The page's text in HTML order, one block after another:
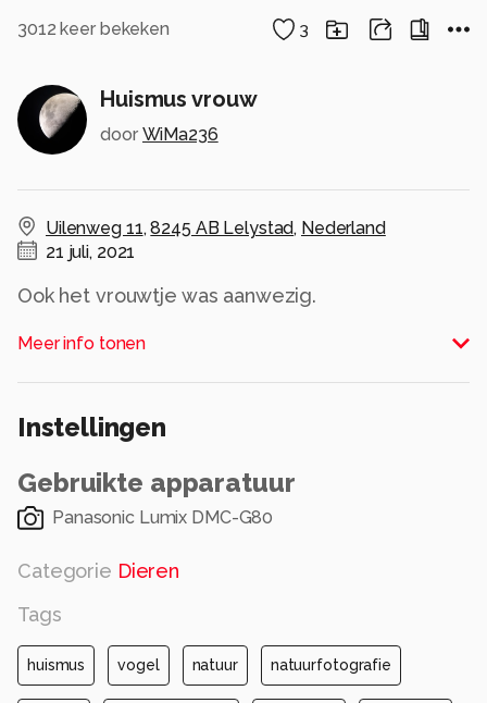
3012 keer bekeken 3
Huismus vrouw
door WiMa236
Uilenweg 11,8245 AB Lelystad, Nederland
21 juli, 2021
Ook het vrouwtje was aanwezig.
Alle rechten voorbehouden
Meer info tonen
Instellingen
Gebruikte apparatuur
Panasonic Lumix DMC-G80
Categorie Dieren
Tags
huismus vogel natuur natuurfotografie